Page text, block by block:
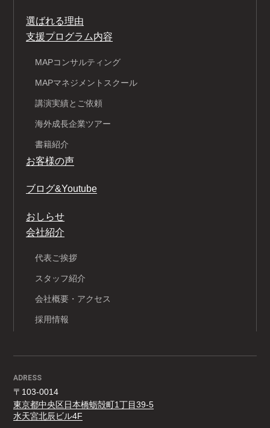
選ばれる理由
支援プログラム内容
MAPコンサルティング
MAPマネジメントスクール
講演実績とご依頼
海外成長企業ツアー
書籍紹介
お客様の声
ブログ&Youtube
おしらせ
会社紹介
代表ご挨拶
スタッフ紹介
会社概要・アクセス
採用情報
ADRESS
〒103-0014
東京都中央区日本橋蛎殻町1丁目39-5
水天宮北辰ビル4F